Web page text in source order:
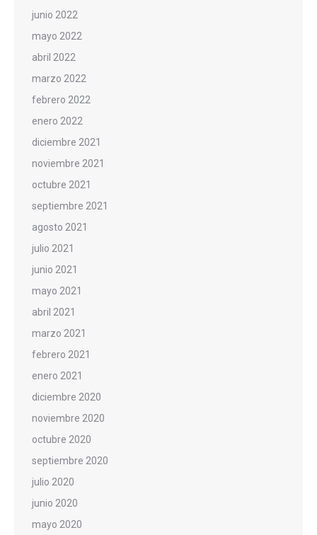
junio 2022
mayo 2022
abril 2022
marzo 2022
febrero 2022
enero 2022
diciembre 2021
noviembre 2021
octubre 2021
septiembre 2021
agosto 2021
julio 2021
junio 2021
mayo 2021
abril 2021
marzo 2021
febrero 2021
enero 2021
diciembre 2020
noviembre 2020
octubre 2020
septiembre 2020
julio 2020
junio 2020
mayo 2020